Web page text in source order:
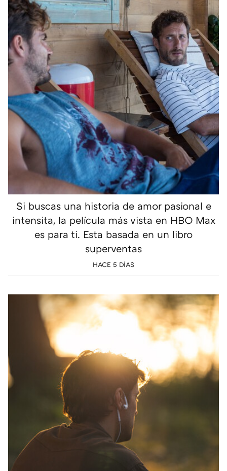
Si buscas una historia de amor pasional e
intensita, la película más vista en HBO Max
es para ti. Esta basada en un libro
superventas
HACE 5 DÍAS